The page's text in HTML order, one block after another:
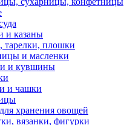
и казаны
тарелки, плошки
и масленки
и кувшины
и чашки
хранения овощей
вязанки, фигурки